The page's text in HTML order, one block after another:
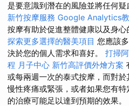
是要意識到潛在的風險並將任何疑
新竹按摩服務 Google Analytics
按摩有助於促進整體健康以及身心
探索更多選擇的醫美項目 您應該
決於您的個人需求和喜好。 打掃
程 月子中心 新竹高評價外燴方案
或每兩週一次的泰式按摩，而對
慢性疼痛或緊張，或者如果您有
的治療可能足以達到預期的效果。